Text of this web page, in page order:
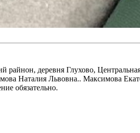
деревня Глухово,
Наталия Львовна.. Максимова
обязательно.